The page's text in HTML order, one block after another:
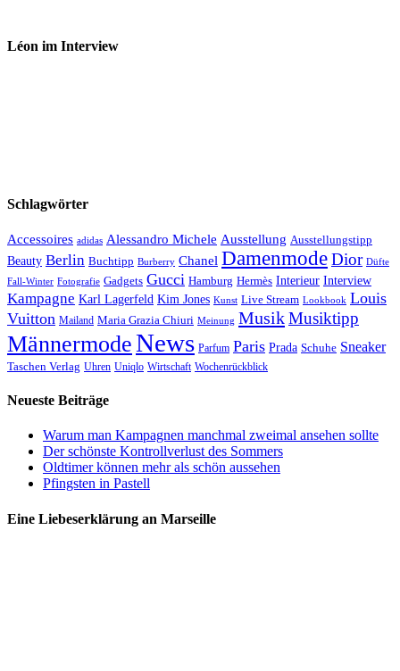
Léon im Interview
Schlagwörter
Accessoires adidas Alessandro Michele Ausstellung Ausstellungstipp
Beauty Berlin Buchtipp Burberry Chanel DamenmodeDior Düfte
Fall-Winter Fotografie Gadgets Gucci Hamburg Hermès Interieur Interview
Kampagne Karl Lagerfeld Kim Jones Kunst Live Stream Lookbook Louis
Vuitton Mailand Maria Grazia Chiuri Meinung MusikMusiktipp
MännermodeNews Parfum Paris Prada Schuhe Sneaker
Taschen Verlag Uhren Uniqlo Wirtschaft Wochenrückblick
Neueste Beiträge
Warum man Kampagnen manchmal zweimal ansehen sollte
Der schönste Kontrollverlust des Sommers
Oldtimer können mehr als schön aussehen
Pfingsten in Pastell
Eine Liebeserklärung an Marseille